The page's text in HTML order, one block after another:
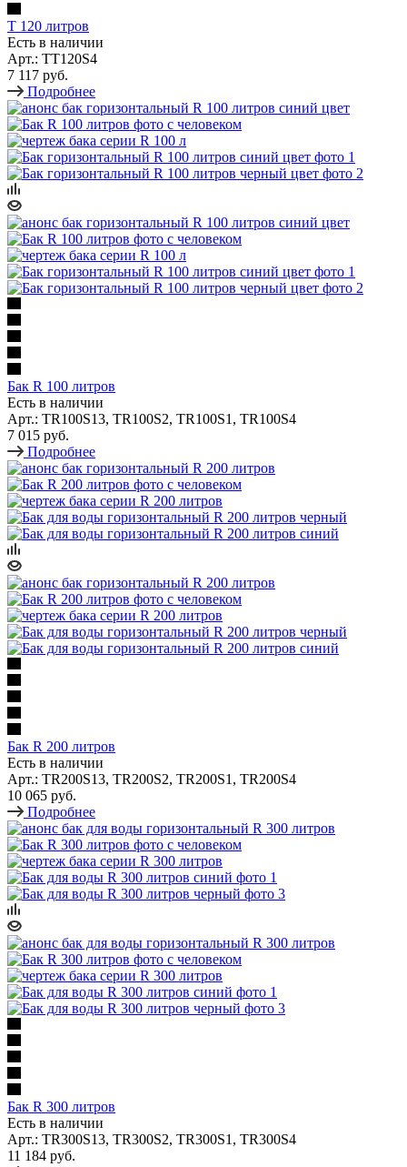
T 120 литров
Есть в наличии
Арт.: TT120S4
7 117 руб.
Подробнее
Бак R 100 литров
Есть в наличии
Арт.: TR100S13, TR100S2, TR100S1, TR100S4
7 015 руб.
Подробнее
Бак R 200 литров
Есть в наличии
Арт.: TR200S13, TR200S2, TR200S1, TR200S4
10 065 руб.
Подробнее
Бак R 300 литров
Есть в наличии
Арт.: TR300S13, TR300S2, TR300S1, TR300S4
11 184 руб.